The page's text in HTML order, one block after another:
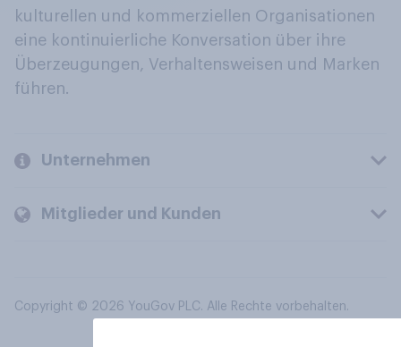
kulturellen und kommerziellen Organisationen
eine kontinuierliche Konversation über ihre
Überzeugungen, Verhaltensweisen und Marken
führen.
Unternehmen
Mitglieder und Kunden
Copyright © 2026 YouGov PLC. Alle Rechte vorbehalten.